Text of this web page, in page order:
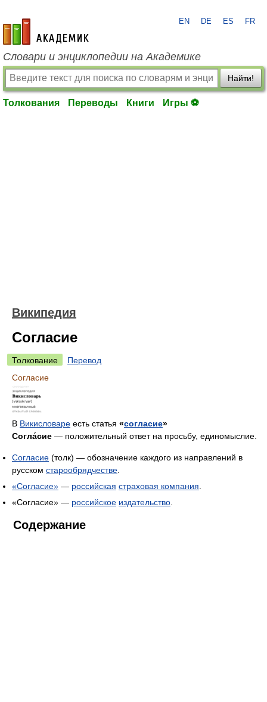
academic.ru
EN DE ES FR
Словари и энциклопедии на Академике
Найти!
Толкования Переводы Книги Игры ⚽
Википедия
Согласие
Толкование
Перевод
Согласие
В Викисловаре есть статья «согласие»
Согла́сие — положительный ответ на просьбу, единомыслие.
Согласие (толк) — обозначение каждого из направлений в
русском старообрядчестве
«Согласие» — российская страховая компания
«Согласие» — российское издательство
Содержание